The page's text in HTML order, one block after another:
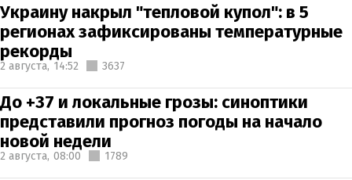
Украину накрыл "тепловой купол": в 5
регионах зафиксированы температурные
рекорды
2 августа, 14:52 3637
До +37 и локальные грозы: синоптики
представили прогноз погоды на начало
новой недели
2 августа, 08:00 1789